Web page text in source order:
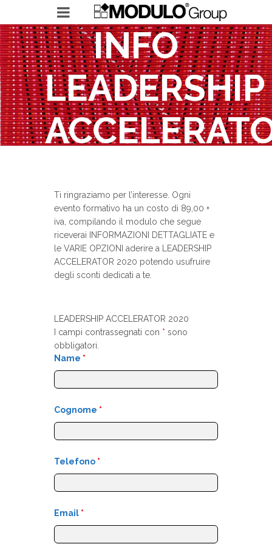
MODULO GROUP
RICERCHE IN ESSERE
LEADERSHIP ACCELERATOR
INFO
LEADERSHIP
Ti ringraziamo per l’interesse. Ogni
evento formativo ha un costo di 89,00 +
iva, compilando il modulo che segue
riceverai INFORMAZIONI DETTAGLIATE e
le VARIE OPZIONI aderire a LEADERSHIP
ACCELERATOR 2020 potendo usufruire
degli sconti dedicati a te.
LEADERSHIP ACCELERATOR 2020
I campi contrassegnati con * sono
obbligatori.
Name *
Cognome *
Telefono *
Email *